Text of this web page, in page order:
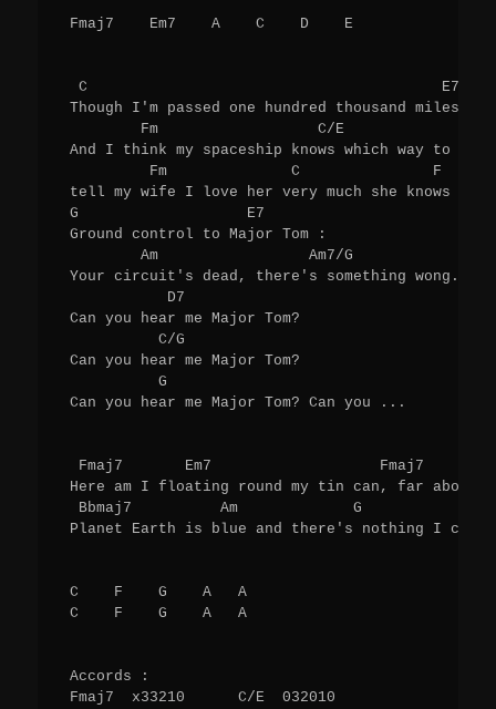
Fmaj7    Em7    A    C    D    E
C                                        E7
Though I'm passed one hundred thousand
Fm                  C/E
And I think my spaceship knows which way to go,
          Fm              C               F
tell my wife I love her very much she knows
G                   E7
Ground control to Major Tom :
         Am                 Am7/G
Your circuit's dead, there's something wong.
            D7
Can you hear me Major Tom?
           C/G
Can you hear me Major Tom?
           G
Can you hear me Major Tom? Can you ...
Fmaj7       Em7                   Fmaj7
Here am I floating round my tin can, far above
  Bbmaj7          Am             G            F
Planet Earth is blue and there's nothing I can
C    F    G    A   A
C    F    G    A   A
Accords :
Fmaj7  x33210      C/E  032010